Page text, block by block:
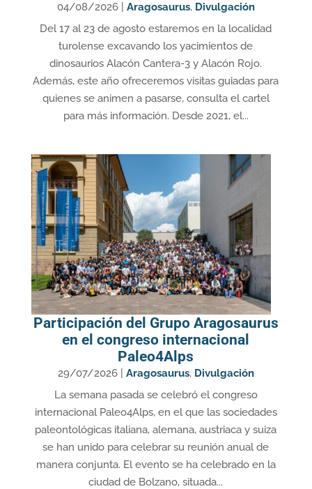
04/08/2026| Aragosaurus, Divulgación
Del 17 al 23 de agosto estaremos en la localidad
turolense excavando los yacimientos de
dinosaurios Alacón Cantera-3 y Alacón Rojo.
Además, este año ofreceremos visitas guiadas para
quienes se animen a pasarse, consulta el cartel
para más información. Desde 2021, el...
Participación del Grupo Aragosaurus
en el congreso internacional
Paleo4Alps
29/07/2026| Aragosaurus, Divulgación
La semana pasada se celebró el congreso
internacional Paleo4Alps, en el que las sociedades
paleontológicas italiana, alemana, austriaca y suiza
se han unido para celebrar su reunión anual de
manera conjunta. El evento se ha celebrado en la
ciudad de Bolzano, situada...